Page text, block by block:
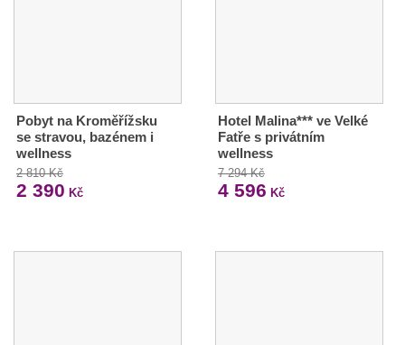
Pobyt na Kroměřížsku
se stravou, bazénem i
wellness
2 810 Kč
2 390 Kč
Hotel Malina*** ve Velké
Fatře s privátním
wellness
7 294 Kč
4 596 Kč